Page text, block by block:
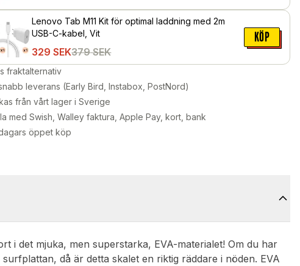
Lenovo Tab M11 Kit för optimal laddning med 2m
USB-C-kabel, Vit
329 SEK379 SEK
KÖP
fraktalternativ
leverans (Early Bird, Instabox, PostNord)
från vårt lager i Sverige
med Swish, Walley faktura, Apple Pay, kort, bank
öppet köp
i det mjuka, men superstarka, EVA-materialet! Om du har
då är detta skalet en riktig räddare i nöden. EVA